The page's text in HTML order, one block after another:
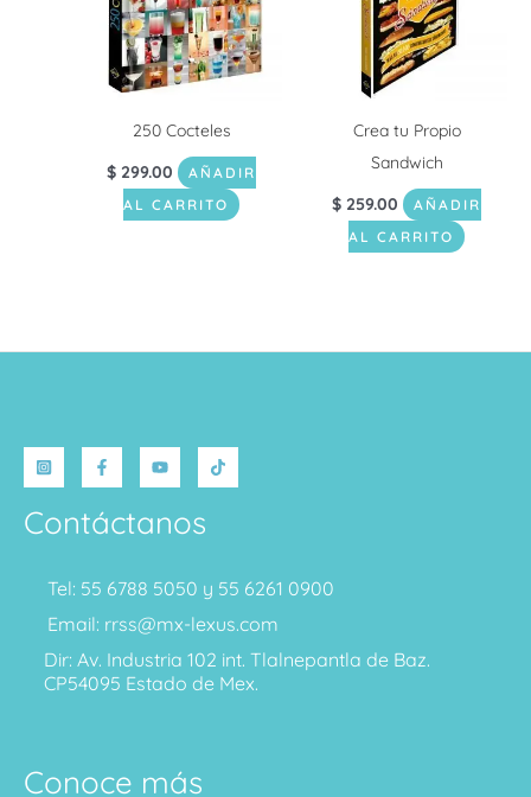
250 Cocteles
$ 299.00
AÑADIR
AL CARRITO
Crea tu Propio
Sandwich
$ 259.00
AÑADIR
AL CARRITO
Contáctanos
Tel: 55 6788 5050 y 55 6261 0900
Email: rrss@mx-lexus.com
Dir: Av. Industria 102 int. Tlalnepantla de Baz.
CP54095 Estado de Mex.
Conoce más